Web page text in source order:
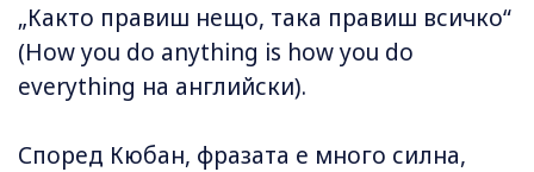
„Както правиш нещо, така правиш всичко“
(How you do anything is how you do
everything на английски).
Според Кюбан, фразата е много силна,